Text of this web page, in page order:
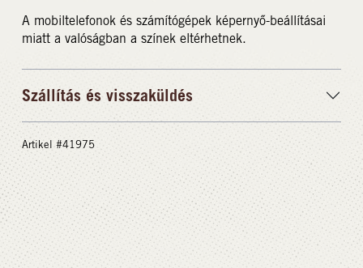
A mobiltelefonok és számítógépek képernyő-beállításai
miatt a valóságban a színek eltérhetnek.
Szállítás és visszaküldés
Artikel #41975